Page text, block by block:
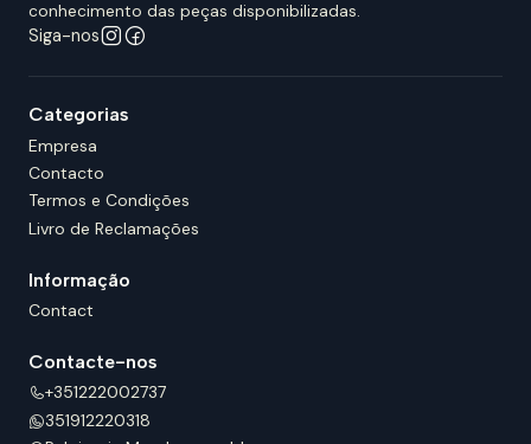
conhecimento das peças disponibilizadas.
Siga-nos
Categorias
Empresa
Contacto
Termos e Condições
Livro de Reclamações
Informação
Contact
Contacte-nos
+351222002737
351912220318